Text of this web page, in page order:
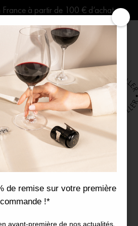
0
cadeau
inoubliable.
de remise sur votre première
commande !*
avant-première de nos actualités.